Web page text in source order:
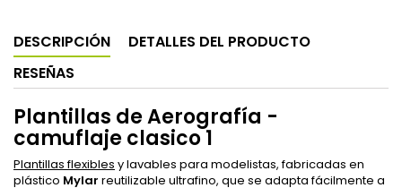
DESCRIPCIÓN
DETALLES DEL PRODUCTO
RESEÑAS
Plantillas de Aerografía -
camuflaje clasico 1
Plantillas flexibles y lavables para modelistas, fabricadas en
plástico Mylar reutilizable ultrafino, que se adapta fácilmente a